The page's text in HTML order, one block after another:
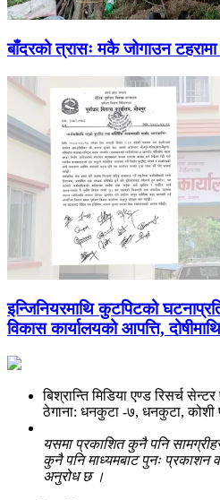
बाँदरको त्रासः मकै जोगाउन टहरामा
इन्जिनियरमाथि कुटपिटको
विकास कार्यालयको आपत्ति,
बिश्रान्ति मिडिया एण्ड रिसर्च सेन्टर
ठेगाना: धनकुटा -७, धनकुटा, कोशी
यसमा प्रकाशित कुनै पनि
कुनै पनि माध्यमबाट पुनः प्रकाशन
अनुरोध छ ।